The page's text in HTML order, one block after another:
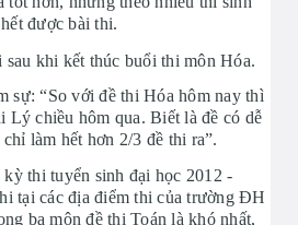
được bài thi.
sự: “So với đề thi Hóa hôm nay thì
Lý chiều hôm qua. Biết là đề có dễ
làm hết hơn 2/3 đề thi ra”.
thi tuyển sinh đại học 2012 -
tại các địa điểm thi của trường ĐH
ba môn đề thi Toán là khó nhất,